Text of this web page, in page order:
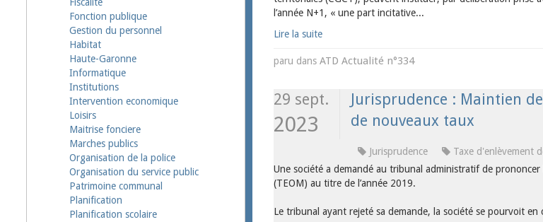
Fiscalite
Fonction publique
Gestion du personnel
Habitat
Haute-Garonne
Informatique
Institutions
Intervention economique
Loisirs
Maitrise fonciere
Marches publics
Organisation de la police
Organisation du service public
Patrimoine communal
Planification
Planification scolaire
l’année N+1, « une part incitative...
Lire la suite
paru dans ATD Actualité n°334
29 sept.
2023
Jurisprudence : Maintien
de nouveaux taux
Jurisprudence
Taxe d'enlèvement
Une société a demandé au tribunal administratif de
(TEOM) au titre de l’année 2019.
Le tribunal ayant rejeté sa demande, la société se pourvoit en